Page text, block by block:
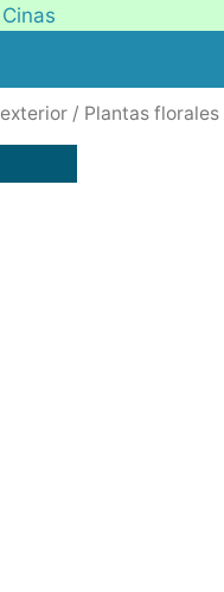
/ Plantas florales